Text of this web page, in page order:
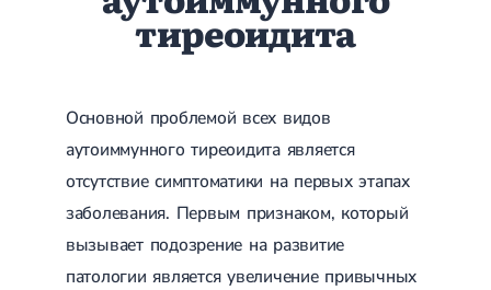
тиреоидита
Основной проблемой всех видов
аутоиммунного тиреоидита является
отсутствие симптоматики на первых этапах
заболевания. Первым признаком, который
вызывает подозрение на развитие
патологии является увеличение привычных